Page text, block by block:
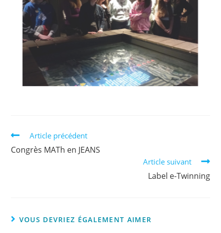
Article précédent
Congrès MATh en JEANS
Article suivant
Label e-Twinning
VOUS DEVRIEZ ÉGALEMENT AIMER